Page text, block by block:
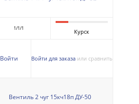
1/1/1 Курск
Войти Войти для заказа или сравнить
Вентиль 2 чуг 15кч18п ДУ-50